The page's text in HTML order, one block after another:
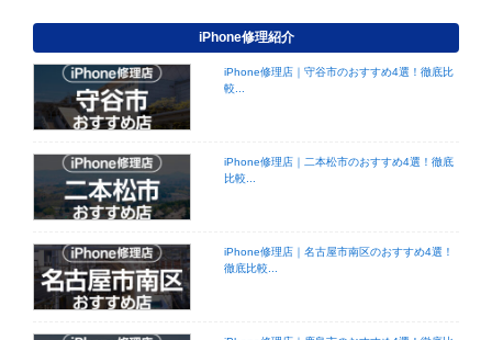
iPhone修理紹介
iPhone修理店｜守谷市のおすすめ4選！徹底比
較...
iPhone修理店｜二本松市のおすすめ4選！徹底
比較...
iPhone修理店｜名古屋市南区のおすすめ4選！
徹底比較...